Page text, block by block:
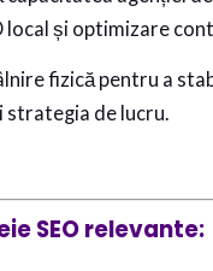
local și optimizare
fizică pentru a
strategia de lucru.
SEO relevante: